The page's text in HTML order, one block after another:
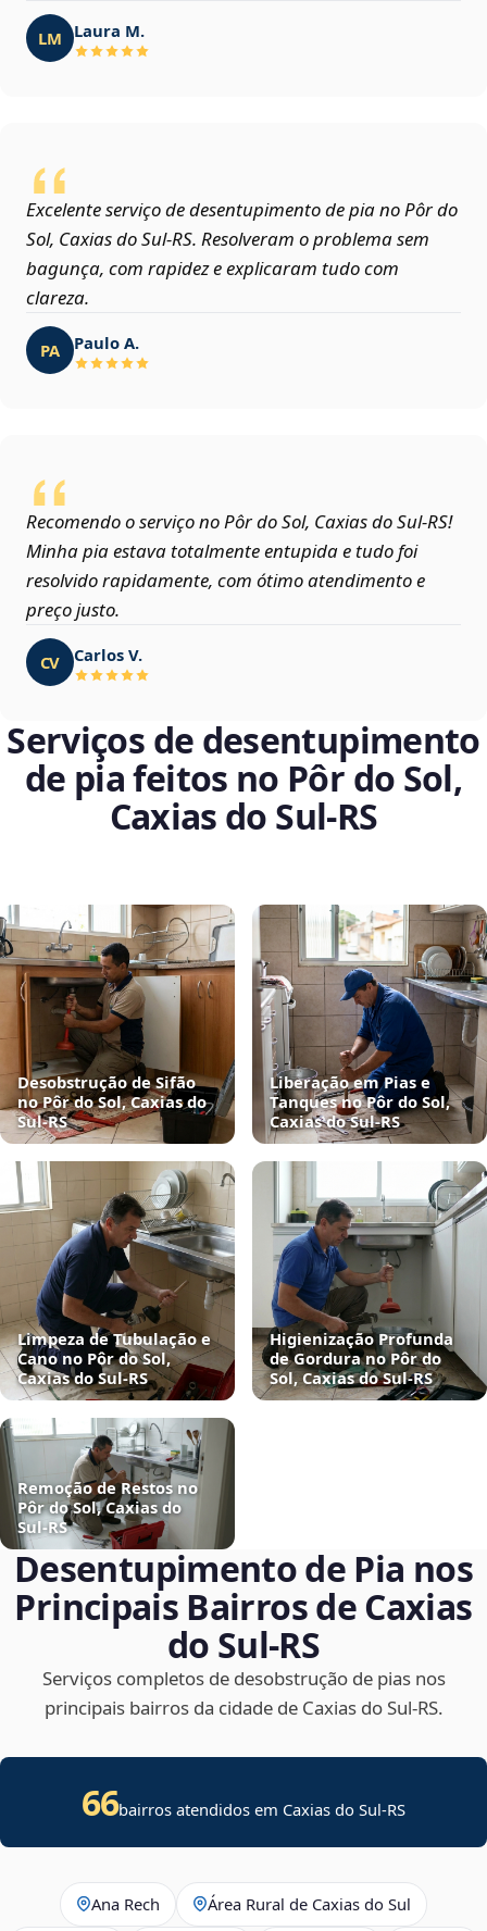
LM Laura M.
Excelente serviço de desentupimento de pia no Pôr do
Sol, Caxias do Sul‑RS. Resolveram o problema sem
bagunça, com rapidez e explicaram tudo com
clareza.
PA Paulo A.
Recomendo o serviço no Pôr do Sol, Caxias do Sul‑RS!
Minha pia estava totalmente entupida e tudo foi
resolvido rapidamente, com ótimo atendimento e
preço justo.
CV Carlos V.
Serviços de desentupimento
de pia feitos no Pôr do Sol,
Caxias do Sul‑RS
Desobstrução de Sifão
no Pôr do Sol, Caxias do
Sul‑RS
Liberação em Pias e
Tanques no Pôr do Sol,
Caxias do Sul‑RS
Limpeza de Tubulação e
Cano no Pôr do Sol,
Caxias do Sul‑RS
Higienização Profunda
de Gordura no Pôr do
Sol, Caxias do Sul‑RS
Remoção de Restos no
Pôr do Sol, Caxias do
Sul‑RS
Desentupimento de Pia nos
Principais Bairros de Caxias
do Sul‑RS
Serviços completos de desobstrução de pias nos
principais bairros da cidade de Caxias do Sul‑RS.
66bairros atendidos em Caxias do Sul-RS
Ana Rech Área Rural de Caxias do Sul